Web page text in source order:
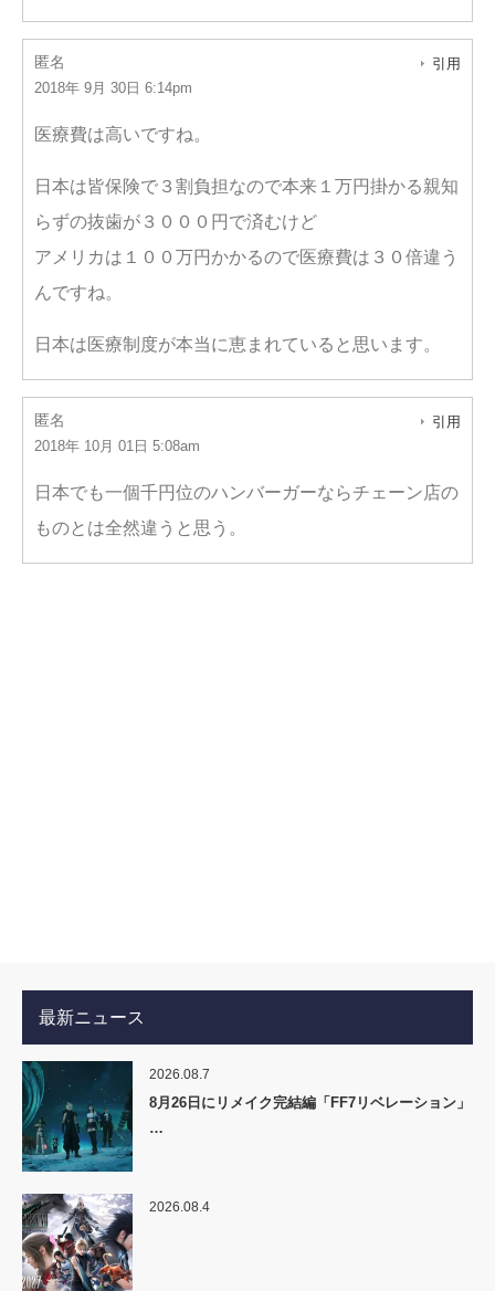
匿名
2018年 9月 30日 6:14pm
引用
医療費は高いですね。
日本は皆保険で３割負担なので本来１万円掛かる親知
らずの抜歯が３０００円で済むけど
アメリカは１００万円かかるので医療費は３０倍違う
んですね。
日本は医療制度が本当に恵まれていると思います。
匿名
2018年 10月 01日 5:08am
引用
日本でも一個千円位のハンバーガーならチェーン店の
ものとは全然違うと思う。
最新ニュース
2026.08.7
8月26日にリメイク完結編「FF7リベレーション」
…
2026.08.4